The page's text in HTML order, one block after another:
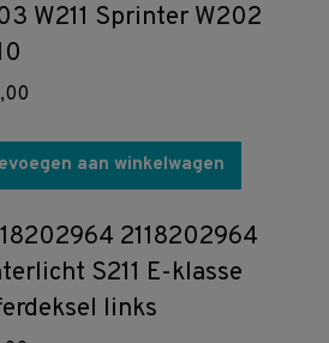
W211 Sprinter W202
aan winkelwagen
2118202964
S211 E-klasse
links